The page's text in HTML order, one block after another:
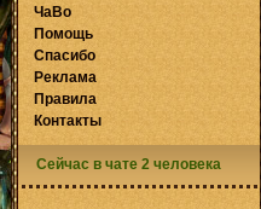
ЧаВо
Помощь
Спасибо
Реклама
Правила
Контакты
Сейчас в чате 2 человека